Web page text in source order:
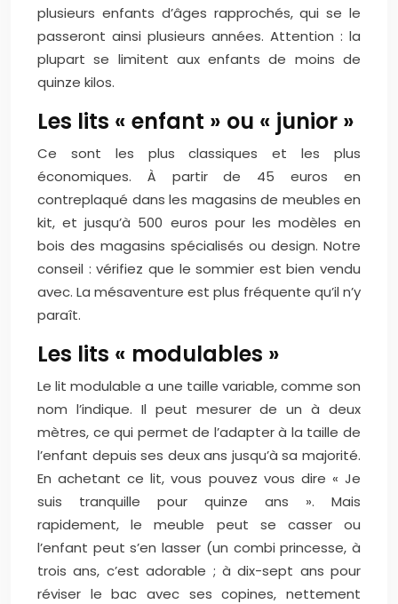
plusieurs enfants d’âges rapprochés, qui se le
passeront ainsi plusieurs années. Attention : la
plupart se limitent aux enfants de moins de
quinze kilos.
Les lits « enfant » ou « junior »
Ce sont les plus classiques et les plus
économiques. À partir de 45 euros en
contreplaqué dans les magasins de meubles en
kit, et jusqu’à 500 euros pour les modèles en
bois des magasins spécialisés ou design. Notre
conseil : vérifiez que le sommier est bien vendu
avec. La mésaventure est plus fréquente qu’il n’y
paraît.
Les lits « modulables »
Le lit modulable a une taille variable, comme son
nom l’indique. Il peut mesurer de un à deux
mètres, ce qui permet de l’adapter à la taille de
l’enfant depuis ses deux ans jusqu’à sa majorité.
En achetant ce lit, vous pouvez vous dire « Je
suis tranquille pour quinze ans ». Mais
rapidement, le meuble peut se casser ou
l’enfant peut s’en lasser (un combi princesse, à
trois ans, c’est adorable ; à dix-sept ans pour
réviser le bac avec ses copines, nettement